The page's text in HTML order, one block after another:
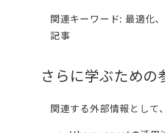
関連キーワード: 最適化
記事
さらに学ぶための
関連する外部情報として